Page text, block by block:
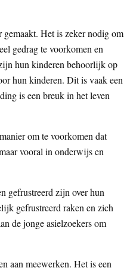
Het is zeker nodig om
gedrag te voorkomen en
hun kinderen behoorlijk op
hun kinderen. Dit is vaak een
is een breuk in het leven
om te voorkomen dat
vooral in onderwijs en
gefrustreerd zijn over hun
gefrustreerd raken en zich
de jonge asielzoekers om
aan meewerken. Het is een